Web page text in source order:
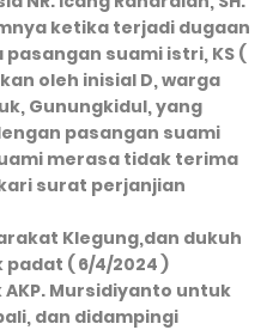
ketika terjadi dugaan
suami istri, KS (
oleh inisial D, warga
Gunungkidul, yang
pasangan suami
merasa tidak terima
surat perjanjian
Klegung,dan dukuh
( 6/4/2024 )
Mursidiyanto untuk
dan didampingi